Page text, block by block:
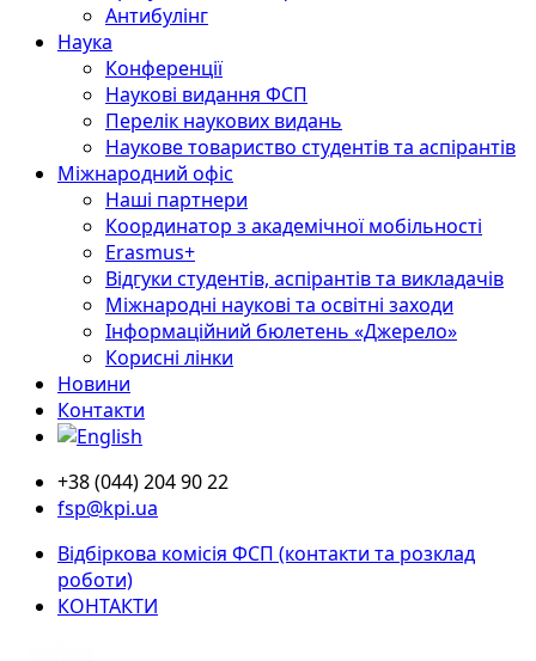
Антибулінг
Наука
Конференції
Наукові видання ФСП
Перелік наукових видань
Наукове товариство студентів та аспірантів
Міжнародний офіс
Наші партнери
Координатор з академічної мобільності
Erasmus+
Відгуки студентів, аспірантів та викладачів
Міжнародні наукові та освітні заходи
Інформаційний бюлетень «Джерело»
Корисні лінки
Новини
Контакти
+38 (044) 204 90 22
fsp@kpi.ua
Відбіркова комісія ФСП (контакти та розклад
роботи)
КОНТАКТИ